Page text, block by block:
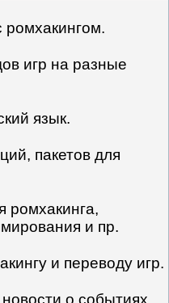
игр на разные
язык.
пакетов для
ромхакинга,
и пр.
и переводу игр.
о событиях